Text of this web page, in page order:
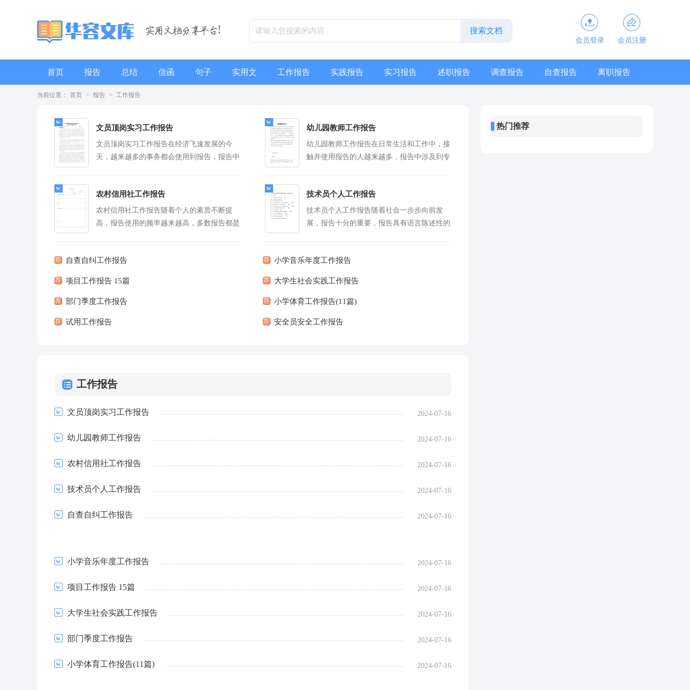
会员登录 会员注册
首页 报告 总结 信函 句子 实用文 工作报告 实践报告 实习报告 述职报告 调查报告 自查报告 离职报告
辞职报告
当前位置： 首页 > 报告 > 工作报告
文员顶岗实习工作报告
文员顶岗实习工作报告在经济飞速发展的今
天，越来越多的事务都会使用到报告，报告中
幼儿园教师工作报告
幼儿园教师工作报告在日常生活和工作中，接
触并使用报告的人越来越多，报告中涉及到专
农村信用社工作报告
农村信用社工作报告随着个人的素质不断提
高，报告使用的频率越来越高，多数报告都是
技术员个人工作报告
技术员个人工作报告随着社会一步步向前发
展，报告十分的重要，报告具有语言陈述性的
荐
自查自纠工作报告 荐 小学音乐年度工作报告
荐 项目工作报告 15篇 荐 大学生社会实践工作报告
荐 部门季度工作报告 荐 小学体育工作报告(11篇)
荐 试用工作报告 荐 安全员安全工作报告
工作报告
文员顶岗实习工作报告 2024-07-16
幼儿园教师工作报告 2024-07-16
农村信用社工作报告 2024-07-16
技术员个人工作报告 2024-07-16
自查自纠工作报告 2024-07-16
小学音乐年度工作报告 2024-07-16
项目工作报告 15篇 2024-07-16
大学生社会实践工作报告 2024-07-16
部门季度工作报告 2024-07-16
小学体育工作报告(11篇) 2024-07-16
热门推荐